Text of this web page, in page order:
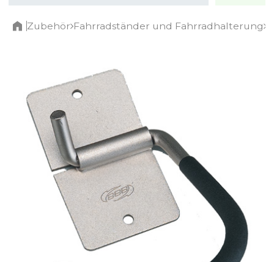
Zubehör Fahrradständer und Fahrradhalterung